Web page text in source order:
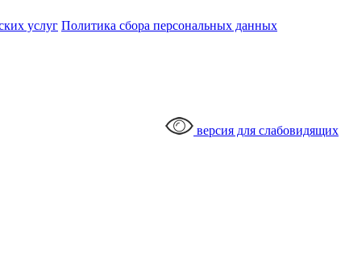
услуг Политика сбора персональных данных
версия для слабовидящих